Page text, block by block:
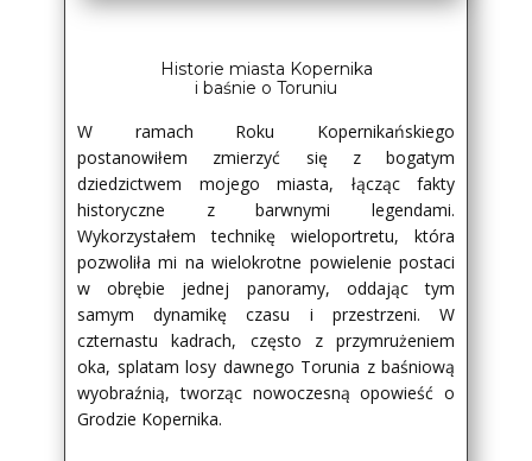
Historie miasta Kopernika
i baśnie o Toruniu
W ramach Roku Kopernikańskiego
postanowiłem zmierzyć się z bogatym
dziedzictwem mojego miasta, łącząc fakty
historyczne z barwnymi legendami.
Wykorzystałem technikę wieloportretu, która
pozwoliła mi na wielokrotne powielenie postaci
w obrębie jednej panoramy, oddając tym
samym dynamikę czasu i przestrzeni. W
czternastu kadrach, często z przymrużeniem
oka, splatam losy dawnego Torunia z baśniową
wyobraźnią, tworząc nowoczesną opowieść o
Grodzie Kopernika.